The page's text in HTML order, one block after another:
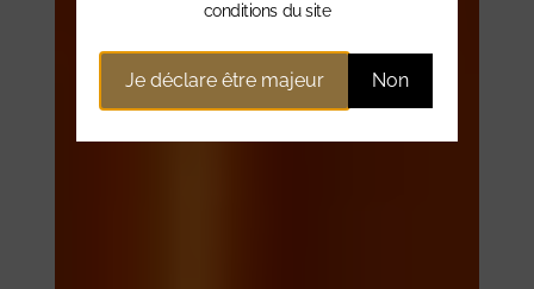
conditions du site
Je déclare être majeur Non